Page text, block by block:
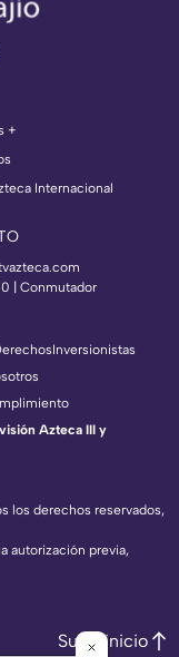
+
Internacional
| Conmutador
los derechos reservados,
autorización previa,
Inversionistas
Azteca III y
Subir inicio